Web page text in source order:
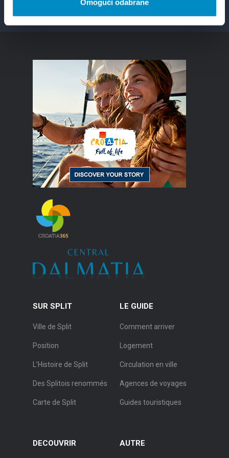
Omogući odabrane
SUR SPLIT
Ville de Split
Position
L’Histoire de Split
Des Splitois renommés
Carte de Split
LE GUIDE
Comment arriver
Logement
Circulation en ville
Agences de voyages
Guides touristiques
DECOUVRIR AUTRE